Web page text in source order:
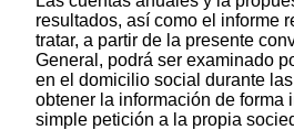
resultados, así como el informe
tratar, a partir de la presente
General, podrá ser examinado
en el domicilio social durante
obtener la información de forma
simple petición a la propia